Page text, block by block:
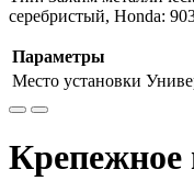
серебристый, Honda:
Параметры
Место установки
Крепежное